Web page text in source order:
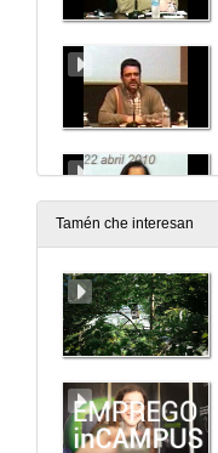
Tamén che interesan